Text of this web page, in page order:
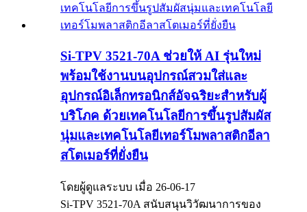
Si-TPV 3521-70A ช่วยให้ AI รุ่นใหม่
พร้อมใช้งานบนอุปกรณ์สวมใส่และ
อุปกรณ์อิเล็กทรอนิกส์อัจฉริยะสำหรับผู้
บริโภค ด้วยเทคโนโลยีการขึ้นรูปสัมผัส
นุ่มและเทคโนโลยีเทอร์โมพลาสติกอีลา
สโตเมอร์ที่ยั่งยืน
โดยผู้ดูแลระบบ เมื่อ 26-06-17
Si-TPV 3521-70A สนับสนุนวิวัฒนาการของ